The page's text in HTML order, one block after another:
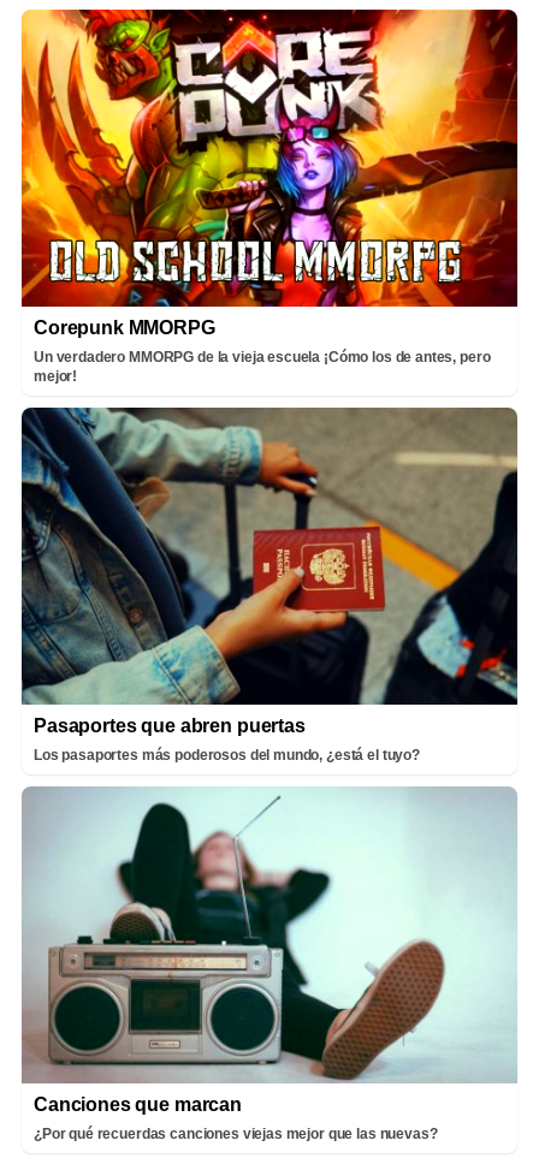
Corepunk MMORPG
Un verdadero MMORPG de la vieja escuela ¡Cómo los de antes, pero
mejor!
Pasaportes que abren puertas
Los pasaportes más poderosos del mundo, ¿está el tuyo?
Canciones que marcan
¿Por qué recuerdas canciones viejas mejor que las nuevas?